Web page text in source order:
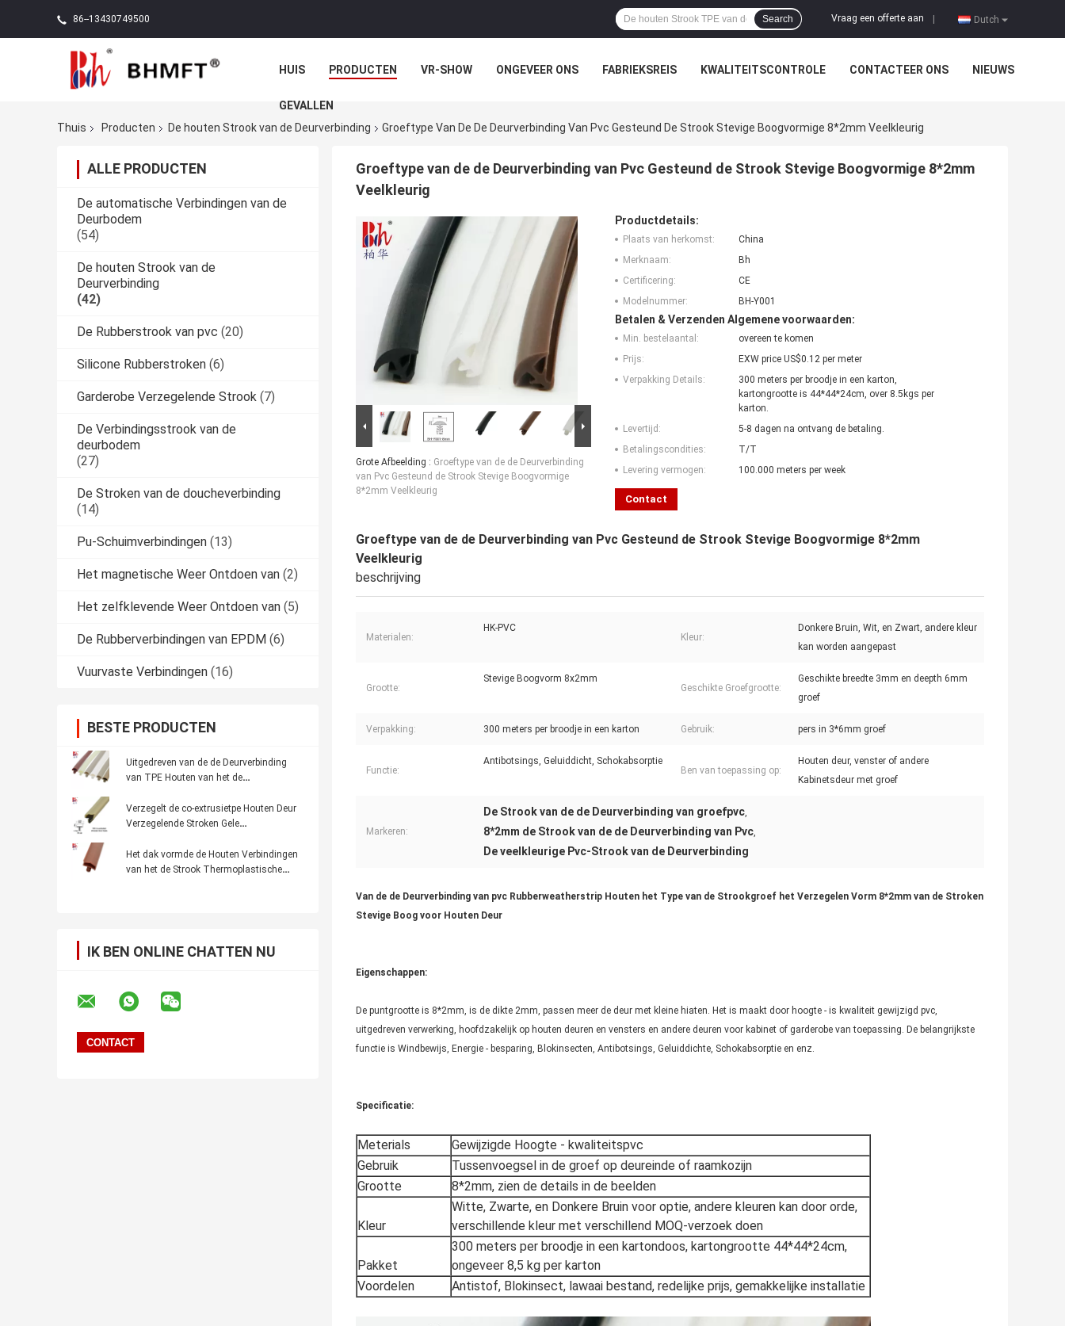
86--13430749500 Dutch
Vraag een offerte aan
Search
HUIS PRODUCTEN VR-SHOW ONGEVEER ONS FABRIEKSREIS KWALITEITSCONTROLE CONTACTEER ONS NIEUWS
GEVALLEN
Thuis
Producten De houten Strook van de Deurverbinding Groeftype Van De De Deurverbinding Van Pvc Gesteund De Strook Stevige Boogvormige 8*2mm Veelkleurig
ALLE PRODUCTEN
De automatische Verbindingen van de
Deurbodem
(54)
De houten Strook van de
Deurverbinding
(42)
De Rubberstrook van pvc (20)
Silicone Rubberstroken (6)
Garderobe Verzegelende Strook (7)
De Verbindingsstrook van de
deurbodem
(27)
De Stroken van de doucheverbinding
(14)
Pu-Schuimverbindingen (13)
Het magnetische Weer Ontdoen van (2)
Het zelfklevende Weer Ontdoen van (5)
De Rubberverbindingen van EPDM (6)
Vuurvaste Verbindingen (16)
BESTE PRODUCTEN
Uitgedreven van de de Deurverbinding
van TPE Houten van het de
Verbindingengeluidsisolatie Stofdichte
Weatherstrips
Verzegelt de co-extrusietpe Houten Deur
Verzegelende Stroken Gele
Het dak vormde de Houten Verbindingen
van het de Strook Thermoplastische
IK BEN ONLINE CHATTEN NU
Groeftype van de de Deurverbinding van Pvc Gesteund de Strook Stevige Boogvormige 8*2mm
Veelkleurig
Grote Afbeelding : Groeftype van de de Deurverbinding
van Pvc Gesteund de Strook Stevige Boogvormige
8*2mm Veelkleurig
Productdetails:
Plaats van herkomst:
China
Merknaam:
Bh
Certificering:
CE
Modelnummer:
BH-Y001
Betalen & Verzenden Algemene voorwaarden:
Min. bestelaantal:
overeen te komen
Prijs:
EXW price US$0.12 per meter
Verpakking Details:
300 meters per broodje in een karton,
kartongrootte is 44*44*24cm, over 8.5kgs per
karton.
Levertijd:
5-8 dagen na ontvang de betaling.
Betalingscondities:
T/T
Levering vermogen:
100.000 meters per week
Contact
Groeftype van de de Deurverbinding van Pvc Gesteund de Strook Stevige Boogvormige 8*2mm
Veelkleurig
beschrijving
Materialen:
HK-PVC
Kleur:
Donkere Bruin, Wit, en Zwart, andere kleur
kan worden aangepast
Grootte:
Stevige Boogvorm 8x2mm
Geschikte Groefgrootte:
Geschikte breedte 3mm en deepth 6mm
groef
Verpakking: 300 meters per broodje in een karton Gebruik: pers in 3*6mm groef
Functie:
Antibotsings, Geluiddicht, Schokabsorptie
Ben van toepassing op:
Houten deur, venster of andere
Kabinetsdeur met groef
Markeren:
De Strook van de de Deurverbinding van groefpvc,
8*2mm de Strook van de de Deurverbinding van Pvc,
De veelkleurige Pvc-Strook van de Deurverbinding
Van de de Deurverbinding van pvc Rubberweatherstrip Houten het Type van de Strookgroef het Verzegelen Vorm 8*2mm van de Stroken
Stevige Boog voor Houten Deur
Eigenschappen:
De puntgrootte is 8*2mm, is de dikte 2mm, passen meer de deur met kleine hiaten. Het is maakt door hoogte - is kwaliteit gewijzigd pvc,
uitgedreven verwerking, hoofdzakelijk op houten deuren en vensters en andere deuren voor kabinet of garderobe van toepassing. De belangrijkste
functie is Windbewijs, Energie - besparing, Blokinsecten, Antibotsings, Geluiddichte, Schokabsorptie en enz.
Specificatie:
Meterials
Gewijzigde Hoogte - kwaliteitspvc
Gebruik
Tussenvoegsel in de groef op deureinde of raamkozijn
Grootte
8*2mm, zien de details in de beelden
Kleur
Witte, Zwarte, en Donkere Bruin voor optie, andere kleuren kan door orde,
verschillende kleur met verschillend MOQ-verzoek doen
Pakket
300 meters per broodje in een kartondoos, kartongrootte 44*44*24cm,
ongeveer 8,5 kg per karton
Voordelen
Antistof, Blokinsect, lawaai bestand, redelijke prijs, gemakkelijke installatie